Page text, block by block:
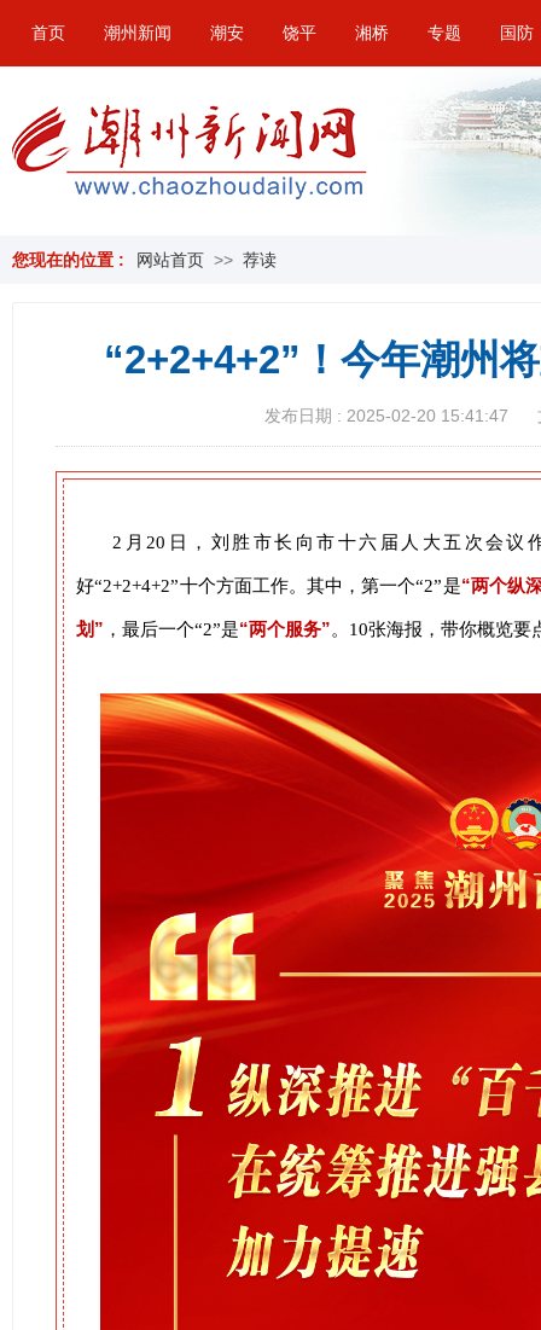
首页 潮州新闻 潮安 饶平 湘桥 专题 国防
您现在的位置 : 网站首页 >> 荐读
“2+2+4+2”！今年潮州
发布日期 : 2025-02-20 15:41:47
2月20日，刘胜市长向市十六届人大五次会议
好“2+2+4+2”十个方面工作。其中，第一个“2”是“两个纵
划” ，最后一个“2”是“两个服务”。10张海报，带你概览要